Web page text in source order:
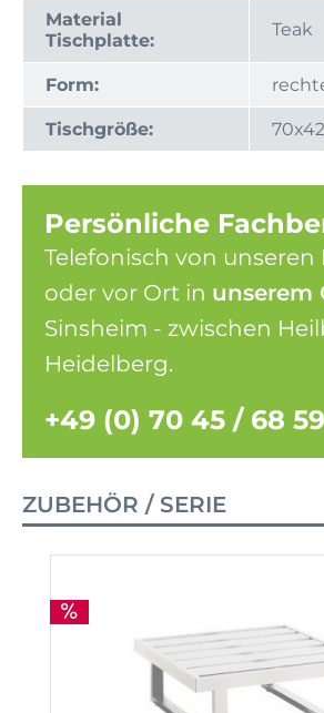
Material
Tischplatte:
Teak
Form:
Tischgröße: 70x42
Persönliche
Telefonisch von unseren
oder vor Ort in unserem
Sinsheim - zwischen
Heidelberg.
+49 (0) 70 45 / 68
ZUBEHÖR / SERIE